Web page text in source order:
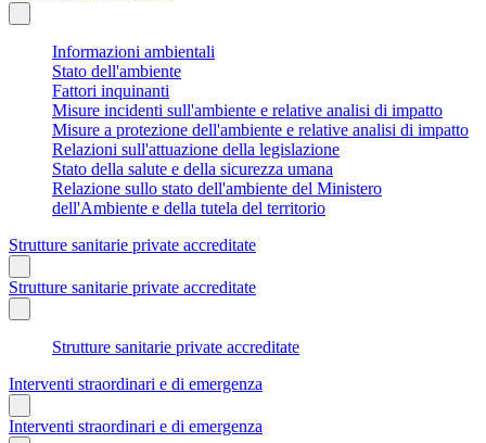
Informazioni ambientali
Stato dell'ambiente
Fattori inquinanti
Misure incidenti sull'ambiente e relative analisi di impatto
Misure a protezione dell'ambiente e relative analisi di impatto
Relazioni sull'attuazione della legislazione
Stato della salute e della sicurezza umana
Relazione sullo stato dell'ambiente del Ministero
dell'Ambiente e della tutela del territorio
Strutture sanitarie private accreditate
Strutture sanitarie private accreditate
Strutture sanitarie private accreditate
Interventi straordinari e di emergenza
Interventi straordinari e di emergenza